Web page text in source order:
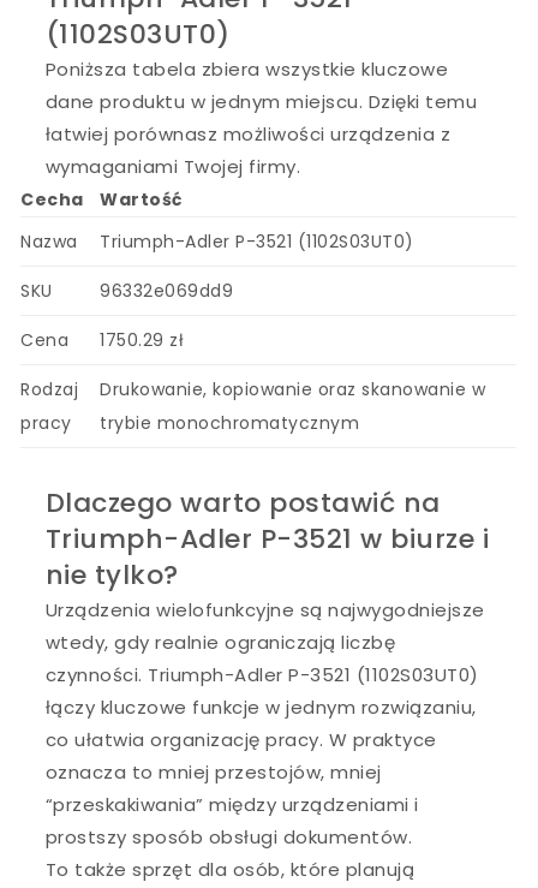
(1102S03UT0)
Poniższa tabela zbiera wszystkie kluczowe
dane produktu w jednym miejscu. Dzięki temu
łatwiej porównasz możliwości urządzenia z
wymaganiami Twojej firmy.
Cecha
Wartość
Nazwa
Triumph-Adler P-3521 (1102S03UT0)
SKU 96332e069dd9
Cena 1750.29 zł
Rodzaj
pracy
Drukowanie, kopiowanie oraz skanowanie w
trybie monochromatycznym
Dlaczego warto postawić na
Triumph-Adler P-3521 w biurze i
nie tylko?
Urządzenia wielofunkcyjne są najwygodniejsze
wtedy, gdy realnie ograniczają liczbę
czynności. Triumph-Adler P-3521 (1102S03UT0)
łączy kluczowe funkcje w jednym rozwiązaniu,
co ułatwia organizację pracy. W praktyce
oznacza to mniej przestojów, mniej
“przeskakiwania” między urządzeniami i
prostszy sposób obsługi dokumentów.
To także sprzęt dla osób, które planują